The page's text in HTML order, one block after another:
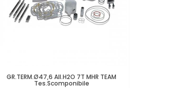
GR.TERM.Ø47,6 All.H2O 7T MHR TEAM
Tes.scomponibile